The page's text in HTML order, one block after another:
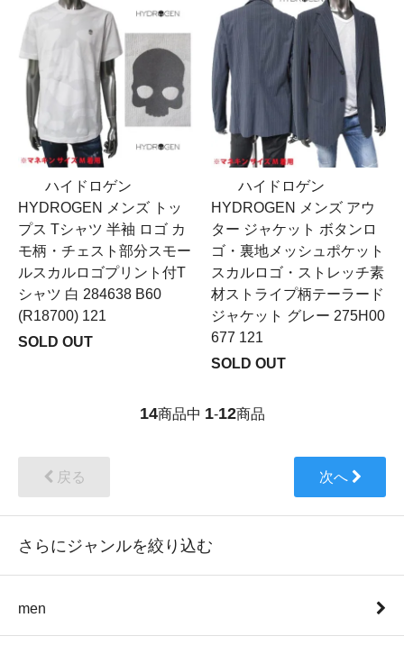
ハイドロゲン
HYDROGEN メンズ トッ
プス Tシャツ 半袖 ロゴ カ
モ柄・チェスト部分スモー
ルスカルロゴプリント付T
シャツ 白 284638 B60
(R18700) 121
SOLD OUT
ハイドロゲン
HYDROGEN メンズ アウ
ター ジャケット ボタンロ
ゴ・裏地メッシュポケット
スカルロゴ・ストレッチ素
材ストライプ柄テーラード
ジャケット グレー 275H00
677 121
SOLD OUT
14商品中 1-12商品
戻る 次へ
さらにジャンルを絞り込む
men